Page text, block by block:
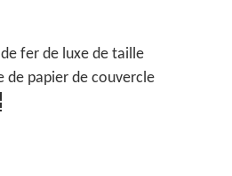
fer de luxe de taille
de papier de couvercle